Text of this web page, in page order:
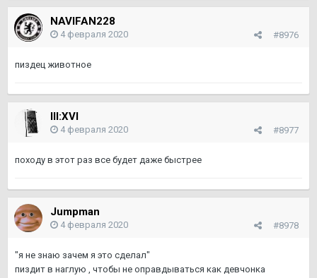
NAVIFAN228
#8976
4 февраля 2020
пиздец животное
III:XVI
#8977
4 февраля 2020
походу в этот раз все будет даже быстрее
Jumpman
#8978
4 февраля 2020
"я не знаю зачем я это сделал"
пиздит в наглую , чтобы не оправдываться как девчонка